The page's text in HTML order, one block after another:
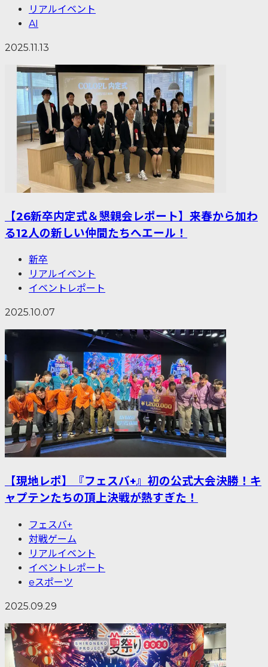
リアルイベント
AI
2025.11.13
【26新卒内定式＆懇親会レポート】来春から加わ
る12人の新しい仲間たちへエール！
新卒
リアルイベント
イベントレポート
2025.10.07
【現地レポ】『フェスバ+』初の公式大会決勝！キ
ャプテンたちの頂上決戦が熱すぎた！
フェスバ+
対戦ゲーム
リアルイベント
イベントレポート
eスポーツ
2025.09.29